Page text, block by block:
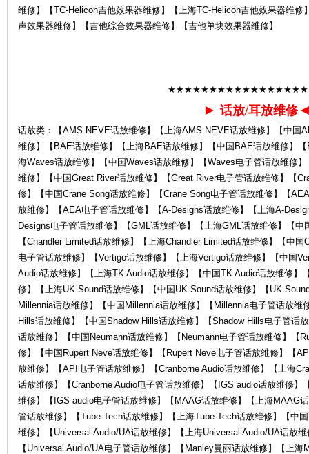
维修】【TC-Helicon吉他效果器维修】【上海TC-Helicon吉他效果器维
声效果器维修】【吉他综合效果器维修】【吉他单块效果器维修】
► 话放/耳放维修
话放类：【AMS NEVE话放维修】【上海AMS NEVE话放维修】【中国
维修】【BAE话放维修】【上海BAE话放维修】【中国BAE话放维修】
海Waves话放维修】【中国Waves话放维修】【Waves电子管话放维修
维修】【中国Great River话放维修】【Great River电子管话放维修】【
修】【中国Crane Song话放维修】【Crane Song电子管话放维修】【
放维修】【AEA电子管话放维修】【A-Designs话放维修】【上海A-
Designs电子管话放维修】【GML话放维修】【上海GML话放维修】【
【Chandler Limited话放维修】【上海Chandler Limited话放维修】【中
电子管话放维修】【Vertigo话放维修】【上海Vertigo话放维修】【中国
Audio话放维修】【上海TK Audio话放维修】【中国TK Audio话放维修】
修】【上海UK Sound话放维修】【中国UK Sound话放维修】【UK
Millennia话放维修】【中国Millennia话放维修】【Millennia电子管话放
Hills话放维修】【中国Shadow Hills话放维修】【Shadow Hills电子管话
话放维修】【中国Neumann话放维修】【Neumann电子管话放维修】【
修】【中国Rupert Neve话放维修】【Rupert Neve电子管话放维修】【
放维修】【API电子管话放维修】【Cranborne Audio话放维修】【上海
话放维修】【Cranborne Audio电子管话放维修】【IGS audio话放维修
维修】【IGS audio电子管话放维修】【MAAG话放维修】【上海MAAG
管话放维修】【Tube-Tech话放维修】【上海Tube-Tech话放维修】【中
维修】【Universal Audio/UA话放维修】【上海Universal Audio/UA话放
【Universal Audio/UA电子管话放维修】【Manley曼丽话放维修】【上